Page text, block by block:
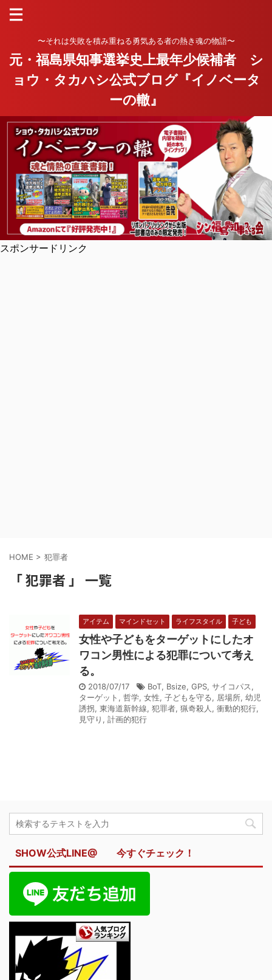
〜それは失敗を積み重ねる勇気ある者の熱き魂の物語〜
元・福島県知事選挙史上最年少候補者 シ
ョウ・タカハシ公式ブログ『イノベータ
ーの轍』
スポンサードリンク
HOME > 犯罪者
「 犯罪者 」 一覧
アイテム マインドセット ライフスタイル 子ども
女性や子どもをターゲットにしたオ
ワコン男性による犯罪について考え
る。
2018/07/17 BoT, Bsize, GPS, サイコパス,
ターゲット , 哲学, 女性, 子どもを守る, 居場所, 幼児
誘拐, 東海道新幹線, 犯罪者, 猟奇殺人 , 衝動的犯行,
見守り , 計画的犯行
SHOW公式LINE@ 今すぐチェック！